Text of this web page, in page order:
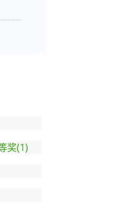
奖(1)